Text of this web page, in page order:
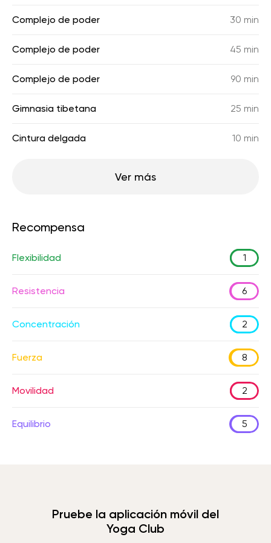
Complejo de poder 30 min
Complejo de poder 45 min
Complejo de poder 90 min
Gimnasia tibetana 25 min
Cintura delgada 10 min
Ver más
Recompensa
Flexibilidad 1
Resistencia 6
Concentración 2
Fuerza 8
Movilidad 2
Equilibrio 5
Pruebe la aplicación móvil del
Yoga Club